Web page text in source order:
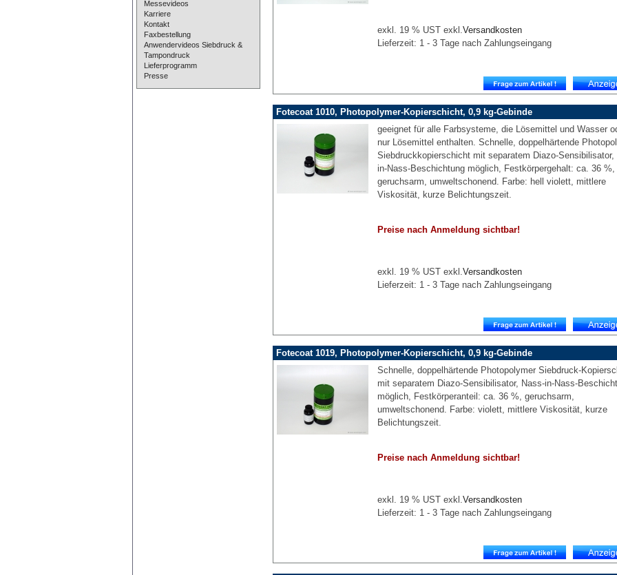
Messevideos
Karriere
Kontakt
Faxbestellung
Anwendervideos Siebdruck &
Tampondruck
Lieferprogramm
Presse
exkl. 19 % UST exkl.Versandkosten
Lieferzeit: 1 - 3 Tage nach Zahlungseingang
Fotecoat 1010, Photopolymer-Kopierschicht, 0,9 kg-Gebinde
geeignet für alle Farbsysteme, die Lösemittel und Wasser
nur Lösemittel enthalten. Schnelle, doppelhärtende
Siebdruckkopierschicht mit separatem Diazo-Sensibilisator,
in-Nass-Beschichtung möglich, Festkörpergehalt: ca. 36 %,
geruchsarm, umweltschonend. Farbe: hell violett, mittlere
Viskosität, kurze Belichtungszeit.
Preise nach Anmeldung sichtbar!
exkl. 19 % UST exkl. Versandkosten
Lieferzeit: 1 - 3 Tage nach Zahlungseingang
Fotecoat 1019, Photopolymer-Kopierschicht, 0,9 kg-Gebinde
Schnelle, doppelhärtende Photopolymer Siebdruck-
mit separatem Diazo-Sensibilisator, Nass-in-Nass-
möglich, Festkörperanteil: ca. 36 %, geruchsarm,
umweltschonend. Farbe: violett, mittlere Viskosität, kurze
Belichtungszeit.
Preise nach Anmeldung sichtbar!
exkl. 19 % UST exkl. Versandkosten
Lieferzeit: 1 - 3 Tage nach Zahlungseingang